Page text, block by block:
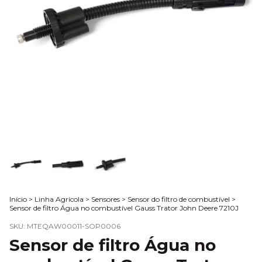
Início > Linha Agrícola > Sensores > Sensor do filtro de combustível >
Sensor de filtro Água no combustível Gauss Trator John Deere 7210J
SKU: MTEQAW00011-SOP0006
Sensor de filtro Água no